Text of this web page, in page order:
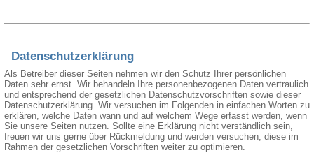
Datenschutzerklärung
Als Betreiber dieser Seiten nehmen wir den Schutz Ihrer persönlichen
Daten sehr ernst. Wir behandeln Ihre personenbezogenen Daten vertraulich
und entsprechend der gesetzlichen Datenschutzvorschriften sowie dieser
Datenschutzerklärung. Wir versuchen im Folgenden in einfachen Worten zu
erklären, welche Daten wann und auf welchem Wege erfasst werden, wenn
Sie unsere Seiten nutzen. Sollte eine Erklärung nicht verständlich sein,
freuen wir uns gerne über Rückmeldung und werden versuchen, diese im
Rahmen der gesetzlichen Vorschriften weiter zu optimieren.